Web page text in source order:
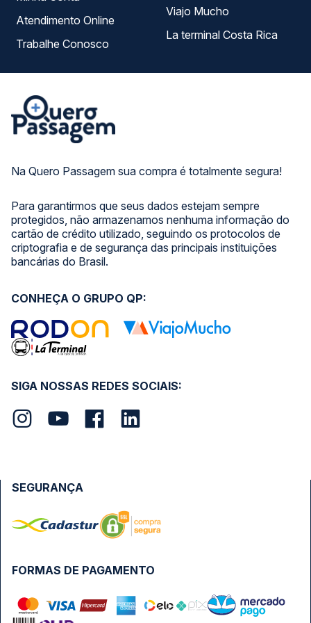
Na Quero Passagem sua compra é totalmente segura!
Para garantirmos que seus dados estejam sempre
protegidos, não armazenamos nenhuma informação do
cartão de crédito utilizado, seguindo os protocolos de
criptografia e de segurança das principais instituições
bancárias do Brasil.
Atendimento Online
Trabalhe Conosco
Viajo Mucho
La terminal Costa Rica
SIGA NOSSAS REDES SOCIAIS:
CONHEÇA O GRUPO QP:
FORMAS DE PAGAMENTO
SEGURANÇA